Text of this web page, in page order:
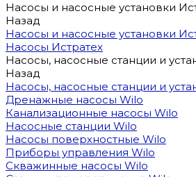
Насосы и насосные установки
Назад
Насосы и насосные установки
Насосы Истратех
Насосы, насосные станции и
Назад
Насосы, насосные станции и
Дренажные насосы Wilo
Канализационные насосы Wilo
Насосные станции Wilo
Насосы поверхностные Wilo
Приборы управления Wilo
Скважинные насосы Wilo